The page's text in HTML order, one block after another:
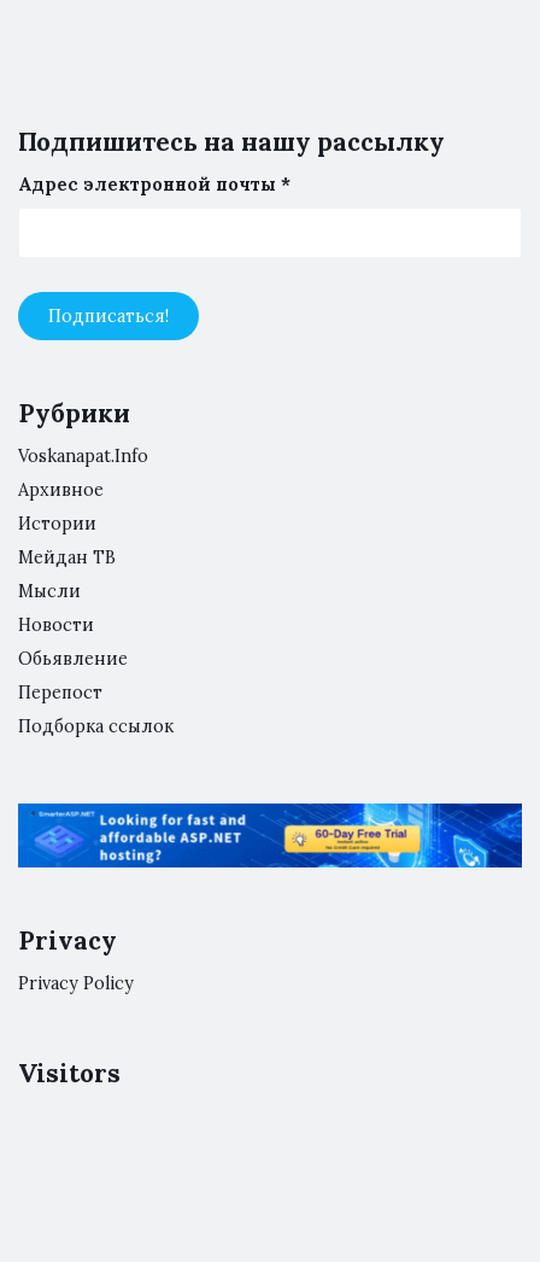
Подпишитесь на нашу рассылку
Адрес электронной почты *
Рубрики
Voskanapat.Info
Архивное
Истории
Мейдан ТВ
Мысли
Новости
Обьявление
Перепост
Подборка ссылок
Privacy
Privacy Policy
Visitors